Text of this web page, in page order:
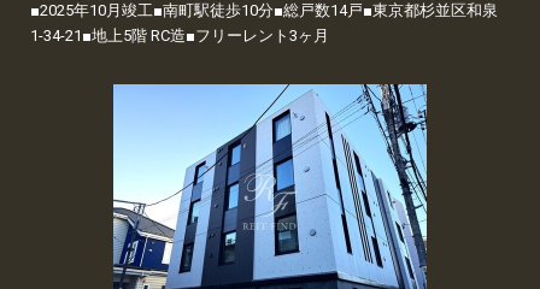
■2025年10月竣工■南町駅徒歩10分■総戸数14戸■東京都杉並区和泉
1-34-21■地上5階 RC造■フリーレント3ヶ月